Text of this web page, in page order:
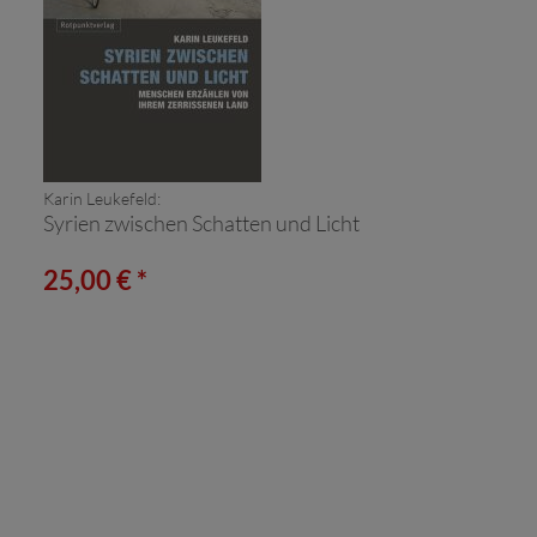
Karin Leukefeld:
Syrien zwischen Schatten und Licht
25,00 € *